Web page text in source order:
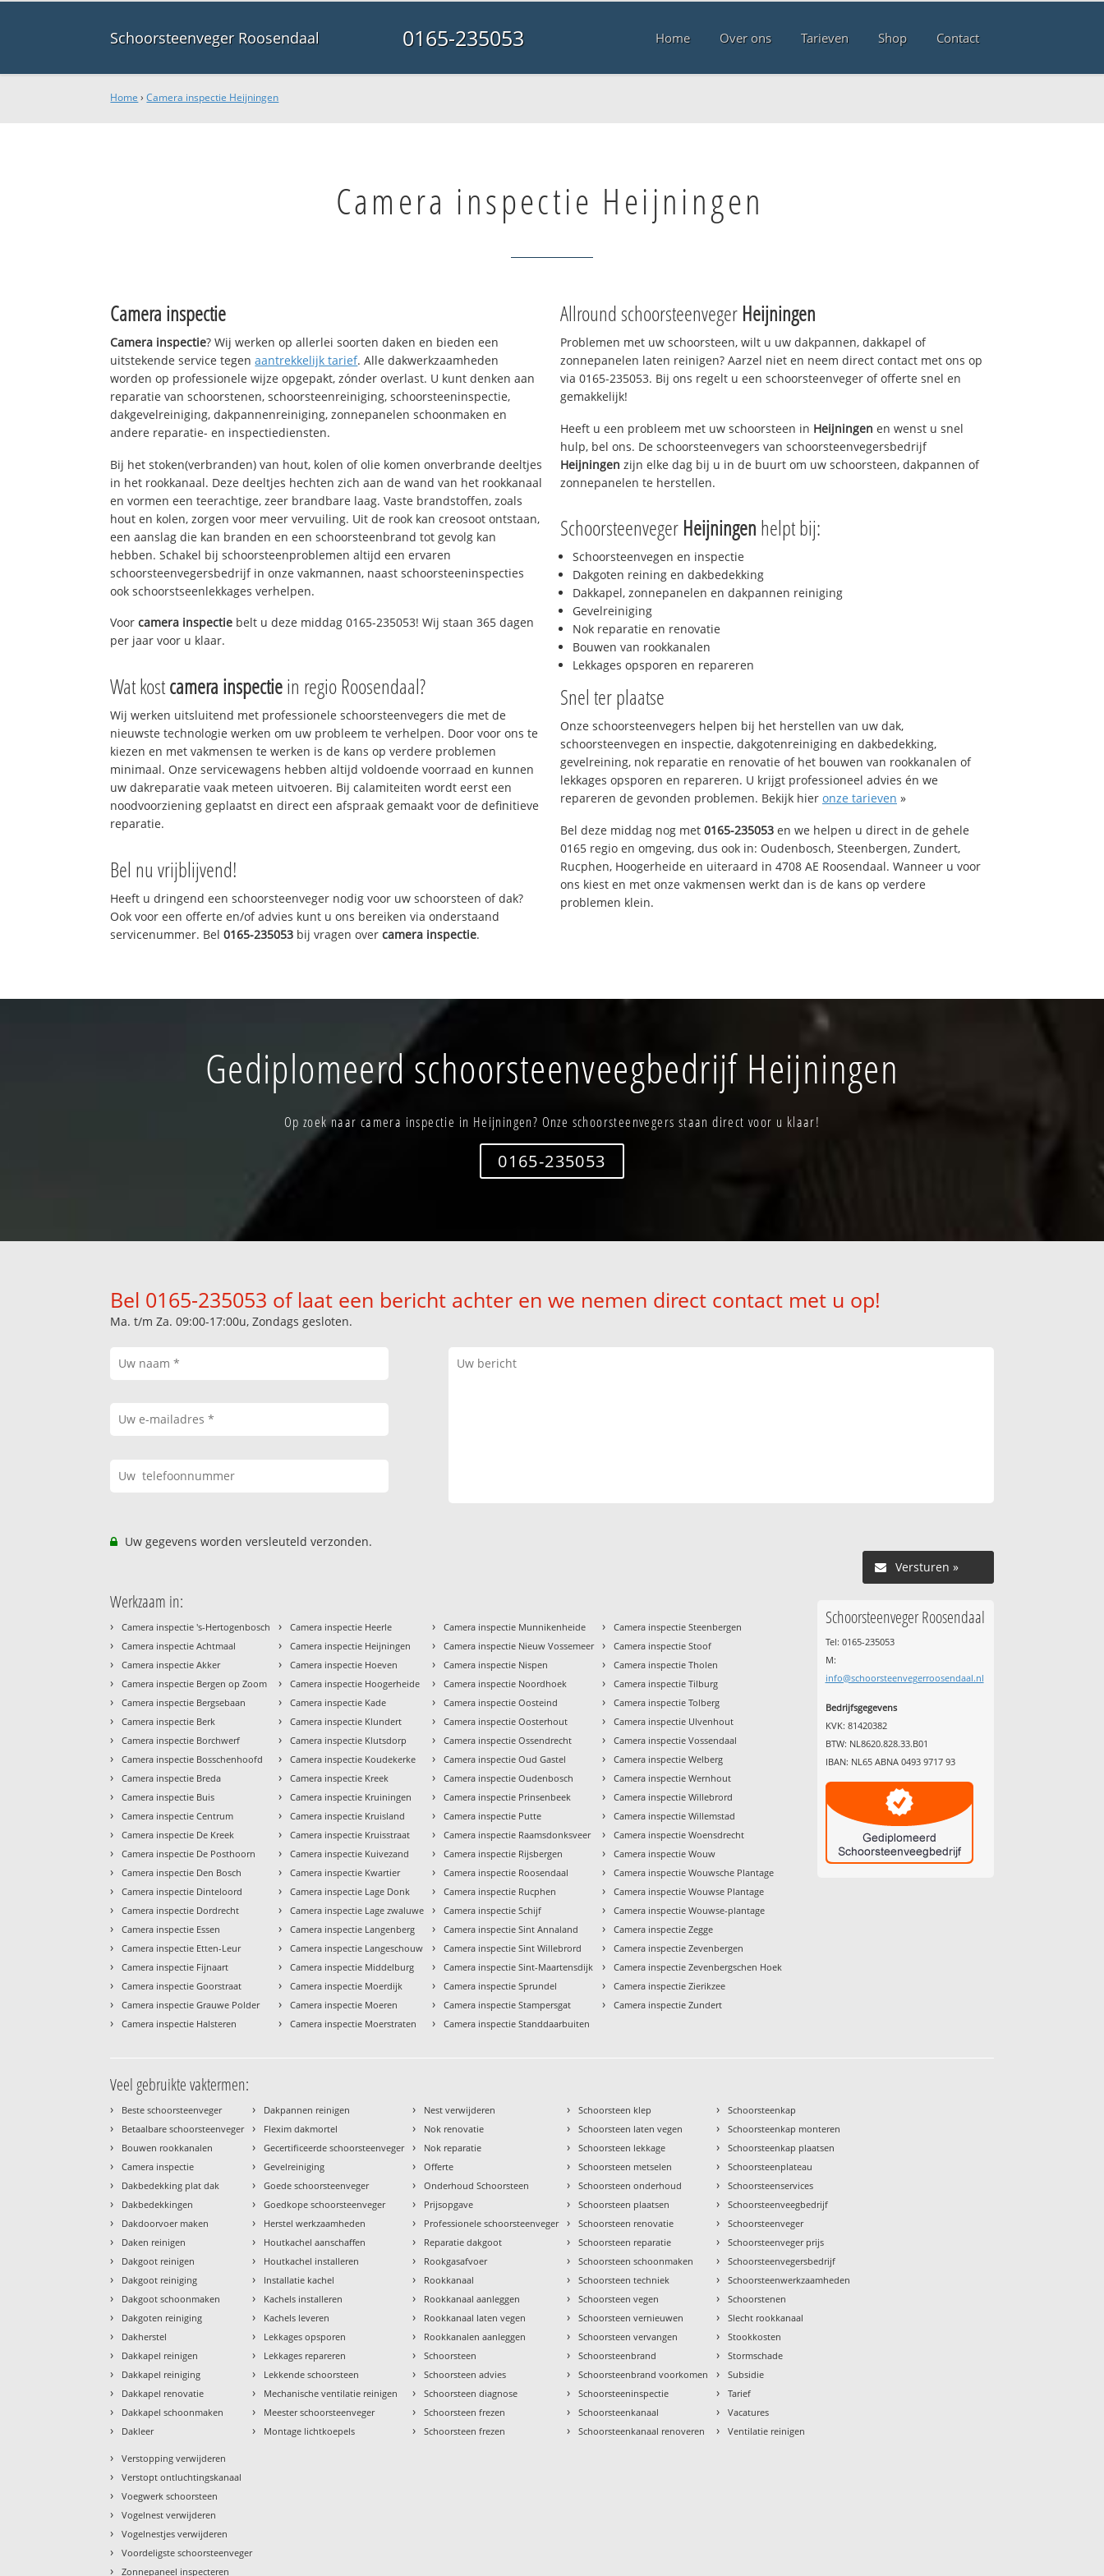
Schoorsteenveger Roosendaal 0165-235053 Home Over ons Tarieven Shop Contact
Home ›Camera inspectie Heijningen
Camera inspectie Heijningen
Camera inspectie
Camera inspectie? Wij werken op allerlei soorten daken en bieden een
uitstekende service tegenaantrekkelijk tarief. Alle dakwerkzaamheden
worden op professionele wijze opgepakt, zónder overlast. U kunt denken aan
reparatie van schoorstenen, schoorsteenreiniging, schoorsteeninspectie,
dakgevelreiniging, dakpannenreiniging, zonnepanelen schoonmaken en
andere reparatie- en inspectiediensten.
Bij het stoken(verbranden) van hout, kolen of olie komen onverbrande deeltjes
in het rookkanaal. Deze deeltjes hechten zich aan de wand van het rookkanaal
en vormen een teerachtige, zeer brandbare laag. Vaste brandstoffen, zoals
hout en kolen, zorgen voor meer vervuiling. Uit de rook kan creosoot ontstaan,
een aanslag die kan branden en een schoorsteenbrand tot gevolg kan
hebben. Schakel bij schoorsteenproblemen altijd een ervaren
schoorsteenvegersbedrijf in onze vakmannen, naast schoorsteeninspecties
ook schoorstseenlekkages verhelpen.
Voorcamera inspectie belt u deze middag 0165-235053! Wij staan 365 dagen
per jaar voor u klaar.
Wat kostcamera inspectiein regio Roosendaal?
Wij werken uitsluitend met professionele schoorsteenvegers die met de
nieuwste technologie werken om uw probleem te verhelpen. Door voor ons te
kiezen en met vakmensen te werken is de kans op verdere problemen
minimaal. Onze servicewagens hebben altijd voldoende voorraad en kunnen
uw dakreparatie vaak meteen uitvoeren. Bij calamiteiten wordt eerst een
noodvoorziening geplaatst en direct een afspraak gemaakt voor de definitieve
reparatie.
Bel nu vrijblijvend!
Heeft u dringend een schoorsteenveger nodig voor uw schoorsteen of dak?
Ook voor een offerte en/of advies kunt u ons bereiken via onderstaand
servicenummer. Bel0165-235053 bij vragen overcamera inspectie.
Allround schoorsteenveger Heijningen
Problemen met uw schoorsteen, wilt u uw dakpannen, dakkapel of
zonnepanelen laten reinigen? Aarzel niet en neem direct contact met ons op
via 0165-235053. Bij ons regelt u een schoorsteenveger of offerte snel en
gemakkelijk!
Heeft u een probleem met uw schoorsteen in Heijningen en wenst u snel
hulp, bel ons. De schoorsteenvegers van schoorsteenvegersbedrijf
Heijningen zijn elke dag bij u in de buurt om uw schoorsteen, dakpannen of
zonnepanelen te herstellen.
Schoorsteenveger Heijningen helpt bij:
Schoorsteenvegen en inspectie
Dakgoten reining en dakbedekking
Dakkapel, zonnepanelen en dakpannen reiniging
Gevelreiniging
Nok reparatie en renovatie
Bouwen van rookkanalen
Lekkages opsporen en repareren
Snel ter plaatse
Onze schoorsteenvegers helpen bij het herstellen van uw dak,
schoorsteenvegen en inspectie, dakgotenreiniging en dakbedekking,
gevelreining, nok reparatie en renovatie of het bouwen van rookkanalen of
lekkages opsporen en repareren. U krijgt professioneel advies én we
repareren de gevonden problemen. Bekijk hier onze tarieven »
Bel deze middag nog met 0165-235053 en we helpen u direct in de gehele
0165 regio en omgeving, dus ook in: Oudenbosch, Steenbergen, Zundert,
Rucphen, Hoogerheide en uiteraard in 4708 AE Roosendaal. Wanneer u voor
ons kiest en met onze vakmensen werkt dan is de kans op verdere
problemen klein.
Gediplomeerd schoorsteenveegbedrijf Heijningen
Op zoek naar camera inspectie in Heijningen? Onze schoorsteenvegers staan direct voor u klaar!
0165-235053
Bel 0165-235053 of laat een bericht achter en we nemen direct contact met u op!
Ma. t/m Za. 09:00-17:00u, Zondags gesloten.
Uw gegevens worden versleuteld verzonden.
Versturen »
Werkzaam in:
› Camera inspectie 's-Hertogenbosch
› Camera inspectie Achtmaal
› Camera inspectie Akker
› Camera inspectie Bergen op Zoom
› Camera inspectie Bergsebaan
› Camera inspectie Berk
› Camera inspectie Borchwerf
› Camera inspectie Bosschenhoofd
› Camera inspectie Breda
› Camera inspectie Buis
› Camera inspectie Centrum
› Camera inspectie De Kreek
› Camera inspectie De Posthoorn
› Camera inspectie Den Bosch
› Camera inspectie Dinteloord
› Camera inspectie Dordrecht
› Camera inspectie Essen
› Camera inspectie Etten-Leur
› Camera inspectie Fijnaart
› Camera inspectie Goorstraat
› Camera inspectie Grauwe Polder
› Camera inspectie Halsteren
› Camera inspectie Heerle
› Camera inspectie Heijningen
› Camera inspectie Hoeven
› Camera inspectie Hoogerheide
› Camera inspectie Kade
› Camera inspectie Klundert
› Camera inspectie Klutsdorp
› Camera inspectie Koudekerke
› Camera inspectie Kreek
› Camera inspectie Kruiningen
› Camera inspectie Kruisland
› Camera inspectie Kruisstraat
› Camera inspectie Kuivezand
› Camera inspectie Kwartier
› Camera inspectie Lage Donk
› Camera inspectie Lage zwaluwe
› Camera inspectie Langenberg
› Camera inspectie Langeschouw
› Camera inspectie Middelburg
› Camera inspectie Moerdijk
› Camera inspectie Moeren
› Camera inspectie Moerstraten
› Camera inspectie Munnikenheide
› Camera inspectie Nieuw Vossemeer
› Camera inspectie Nispen
› Camera inspectie Noordhoek
› Camera inspectie Oosteind
› Camera inspectie Oosterhout
› Camera inspectie Ossendrecht
› Camera inspectie Oud Gastel
› Camera inspectie Oudenbosch
› Camera inspectie Prinsenbeek
› Camera inspectie Putte
› Camera inspectie Raamsdonksveer
› Camera inspectie Rijsbergen
› Camera inspectie Roosendaal
› Camera inspectie Rucphen
› Camera inspectie Schijf
› Camera inspectie Sint Annaland
› Camera inspectie Sint Willebrord
› Camera inspectie Sint-Maartensdijk
› Camera inspectie Sprundel
› Camera inspectie Stampersgat
› Camera inspectie Standdaarbuiten
› Camera inspectie Steenbergen
› Camera inspectie Stoof
› Camera inspectie Tholen
› Camera inspectie Tilburg
› Camera inspectie Tolberg
› Camera inspectie Ulvenhout
› Camera inspectie Vossendaal
› Camera inspectie Welberg
› Camera inspectie Wernhout
› Camera inspectie Willebrord
› Camera inspectie Willemstad
› Camera inspectie Woensdrecht
› Camera inspectie Wouw
› Camera inspectie Wouwsche Plantage
› Camera inspectie Wouwse Plantage
› Camera inspectie Wouwse-plantage
› Camera inspectie Zegge
› Camera inspectie Zevenbergen
› Camera inspectie Zevenbergschen Hoek
› Camera inspectie Zierikzee
› Camera inspectie Zundert
Schoorsteenveger Roosendaal
Tel: 0165-235053
M:
info@schoorsteenvegerroosendaal.nl
Bedrijfsgegevens
KVK: 81420382
BTW: NL8620.828.33.B01
IBAN: NL65 ABNA 0493 9717 93
Veel gebruikte vaktermen:
› Beste schoorsteenveger
› Betaalbare schoorsteenveger
› Bouwen rookkanalen
› Camera inspectie
› Dakbedekking plat dak
› Dakbedekkingen
› Dakdoorvoer maken
› Daken reinigen
› Dakgoot reinigen
› Dakgoot reiniging
› Dakgoot schoonmaken
› Dakgoten reiniging
› Dakherstel
› Dakkapel reinigen
› Dakkapel reiniging
› Dakkapel renovatie
› Dakkapel schoonmaken
› Dakleer
› Dakpannen reinigen
› Flexim dakmortel
› Gecertificeerde schoorsteenveger
› Gevelreiniging
› Goede schoorsteenveger
› Goedkope schoorsteenveger
› Herstel werkzaamheden
› Houtkachel aanschaffen
› Houtkachel installeren
› Installatie kachel
› Kachels installeren
› Kachels leveren
› Lekkages opsporen
› Lekkages repareren
› Lekkende schoorsteen
› Mechanische ventilatie reinigen
› Meester schoorsteenveger
› Montage lichtkoepels
› Nest verwijderen
› Nok renovatie
› Nok reparatie
› Offerte
› Onderhoud Schoorsteen
› Prijsopgave
› Professionele schoorsteenveger
› Reparatie dakgoot
› Rookgasafvoer
› Rookkanaal
› Rookkanaal aanleggen
› Rookkanaal laten vegen
› Rookkanalen aanleggen
› Schoorsteen
› Schoorsteen advies
› Schoorsteen diagnose
› Schoorsteen frezen
› Schoorsteen frezen
› Schoorsteen klep
› Schoorsteen laten vegen
› Schoorsteen lekkage
› Schoorsteen metselen
› Schoorsteen onderhoud
› Schoorsteen plaatsen
› Schoorsteen renovatie
› Schoorsteen reparatie
› Schoorsteen schoonmaken
› Schoorsteen techniek
› Schoorsteen vegen
› Schoorsteen vernieuwen
› Schoorsteen vervangen
› Schoorsteenbrand
› Schoorsteenbrand voorkomen
› Schoorsteeninspectie
› Schoorsteenkanaal
› Schoorsteenkanaal renoveren
› Schoorsteenkap
› Schoorsteenkap monteren
› Schoorsteenkap plaatsen
› Schoorsteenplateau
› Schoorsteenservices
› Schoorsteenveegbedrijf
› Schoorsteenveger
› Schoorsteenveger prijs
› Schoorsteenvegersbedrijf
› Schoorsteenwerkzaamheden
› Schoorstenen
› Slecht rookkanaal
› Stookkosten
› Stormschade
› Subsidie
› Tarief
› Vacatures
› Ventilatie reinigen
› Verstopping verwijderen
› Verstopt ontluchtingskanaal
› Voegwerk schoorsteen
› Vogelnest verwijderen
› Vogelnestjes verwijderen
› Voordeligste schoorsteenveger
› Zonnepaneel inspecteren